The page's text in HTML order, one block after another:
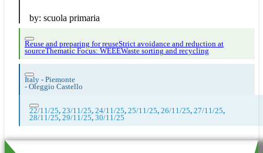
by: scuola primaria
Reuse and preparing for reuseStrict avoidance and reduction at
sourceThematic Focus: WEEEWaste sorting and recycling
Italy - Piemonte
- Oleggio Castello
22/11/25, 23/11/25, 24/11/25, 25/11/25, 26/11/25, 27/11/25,
28/11/25, 29/11/25, 30/11/25